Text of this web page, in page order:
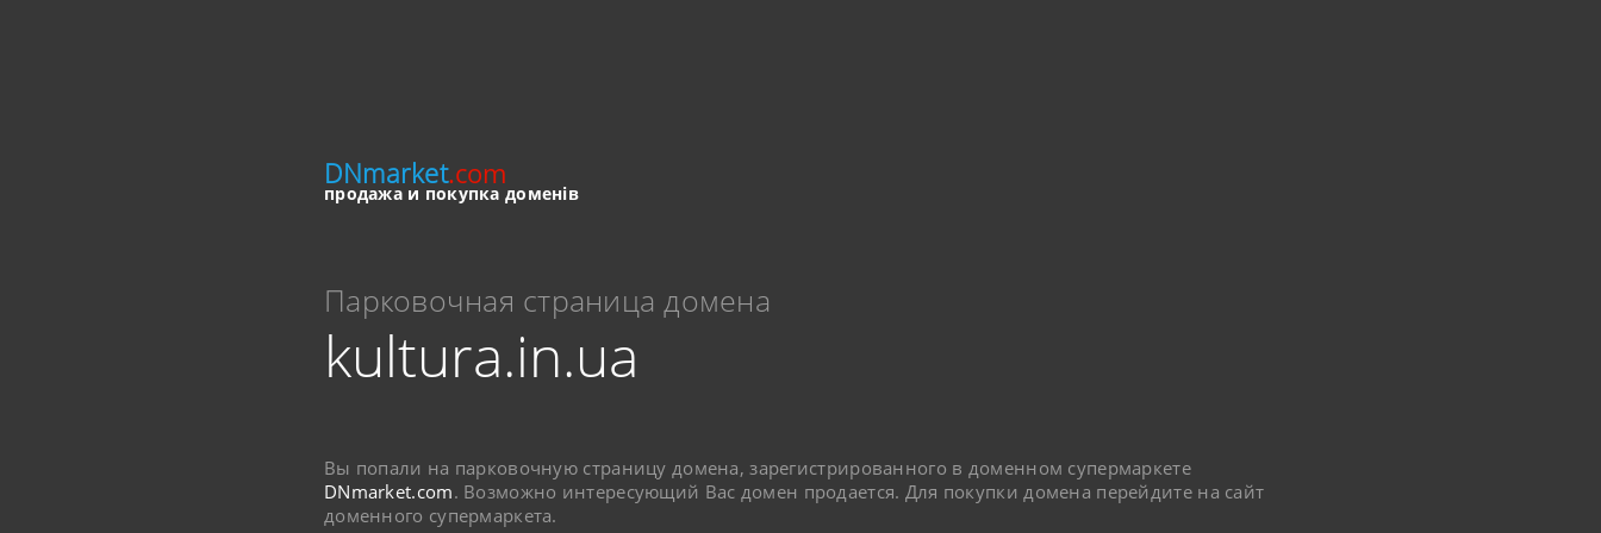
DNmarket.com
продажа и покупка доменів
Парковочная страница домена
kultura.in.ua
Вы попали на парковочную страницу домена, зарегистрированного в доменном супермаркете
DNmarket.com. Возможно интересующий Вас домен продается. Для покупки домена перейдите на сайт
доменного супермаркета.